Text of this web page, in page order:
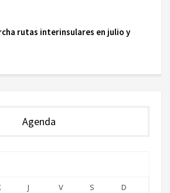
rutas interinsulares en julio y
Agenda
J V S
D